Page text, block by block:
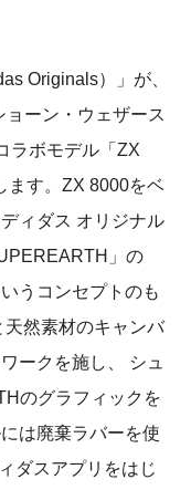
Originals）」が、
ョーン・ウェザース
ラボモデル「ZX
ます。ZX 8000をベ
ィダス オリジナル
」の
うコンセプトのも
然素材のキャンバ
ークを施し、 シュ
のグラフィックを
は廃棄ラバーを使
ダスアプリをはじ